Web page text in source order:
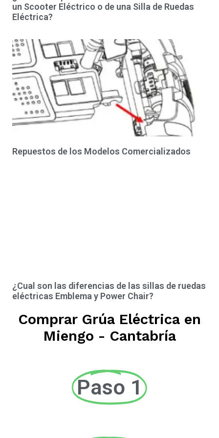
un Scooter Eléctrico o de una Silla de Ruedas
Eléctrica?
Repuestos de los Modelos Comercializados
¿Cual son las diferencias de las sillas de ruedas
eléctricas Emblema y Power Chair?
Comprar Grúa Eléctrica en
Miengo - Cantabría
Paso 1